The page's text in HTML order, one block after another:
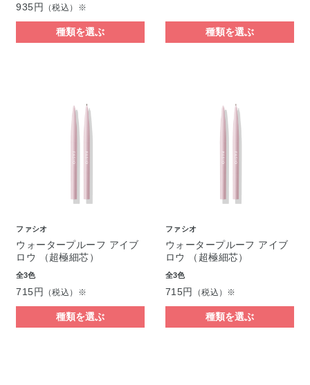
935円 （税込）※
種類を選ぶ 種類を選ぶ
ファシオ
ウォータープルーフ アイブ
ロウ （超極細芯）
全3色
715円 （税込）※
種類を選ぶ
ファシオ
ウォータープルーフ アイブ
ロウ （超極細芯）
全3色
715円 （税込）※
種類を選ぶ